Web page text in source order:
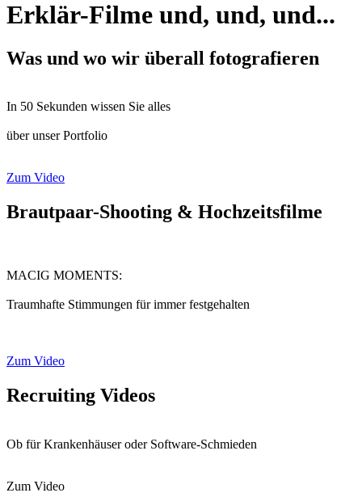
Erklär-Filme und, und, und...
Was und wo wir überall fotografieren
In 50 Sekunden wissen Sie alles
über unser Portfolio
Zum Video
Brautpaar-Shooting & Hochzeitsfilme
MACIG MOMENTS:
Traumhafte Stimmungen für immer festgehalten
Zum Video
Recruiting Videos
Ob für Krankenhäuser oder Software-Schmieden
Zum Video